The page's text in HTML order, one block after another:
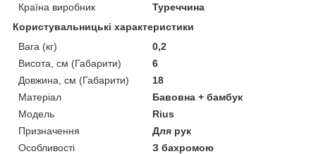
Країна виробник
Туреччина
Користувальницькі характеристики
Вага (кг)
0,2
Висота, см (Габарити)
6
Довжина, см (Габарити)
18
Матеріал
Бавовна + бамбук
Мoдель
Rius
Призначення
Для рук
Особливості
З бахромою